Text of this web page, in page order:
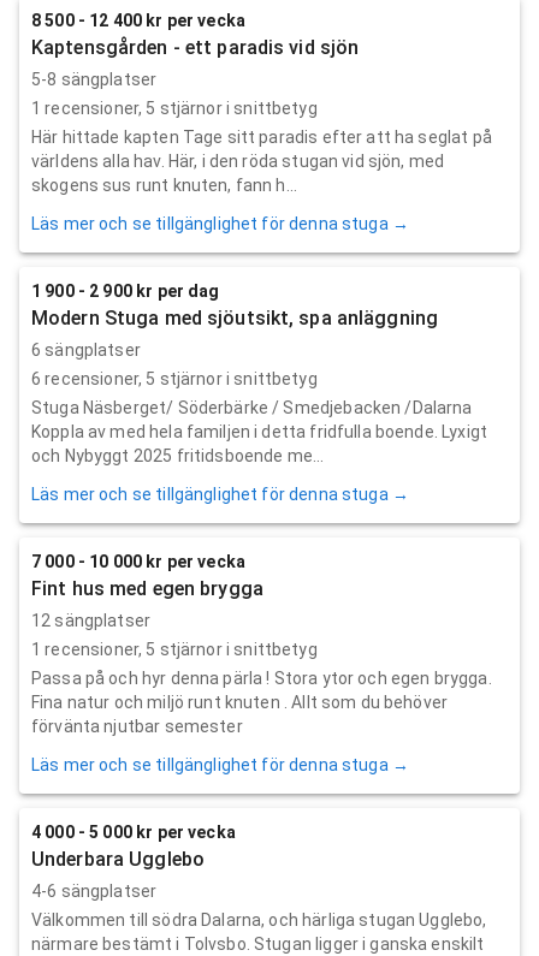
8 500 - 12 400 kr per vecka
Kaptensgården - ett paradis vid sjön
5-8 sängplatser
1 recensioner, 5 stjärnor i snittbetyg
Här hittade kapten Tage sitt paradis efter att ha seglat på
världens alla hav. Här, i den röda stugan vid sjön, med
skogens sus runt knuten, fann h...
Läs mer och se tillgänglighet för denna stuga →
1 900 - 2 900 kr per dag
Modern Stuga med sjöutsikt, spa anläggning
6 sängplatser
6 recensioner, 5 stjärnor i snittbetyg
Stuga Näsberget/ Söderbärke / Smedjebacken /Dalarna
Koppla av med hela familjen i detta fridfulla boende. Lyxigt
och Nybyggt 2025 fritidsboende me...
Läs mer och se tillgänglighet för denna stuga →
7 000 - 10 000 kr per vecka
Fint hus med egen brygga
12 sängplatser
1 recensioner, 5 stjärnor i snittbetyg
Passa på och hyr denna pärla ! Stora ytor och egen brygga.
Fina natur och miljö runt knuten . Allt som du behöver
förvänta njutbar semester
Läs mer och se tillgänglighet för denna stuga →
4 000 - 5 000 kr per vecka
Underbara Ugglebo
4-6 sängplatser
Välkommen till södra Dalarna, och härliga stugan Ugglebo,
närmare bestämt i Tolvsbo. Stugan ligger i ganska enskilt